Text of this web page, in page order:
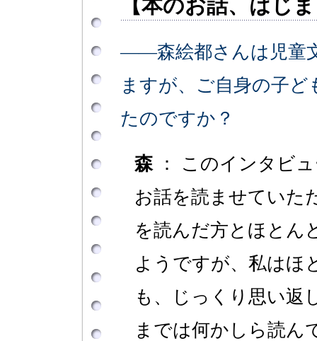
【本のお話、はじ
――森絵都さんは児童
ますが、ご自身の子
たのですか？
森： このインタビ
お話を読ませていた
を読んだ方とほとん
ようですが、私はほ
も、じっくり思い返
までは何かしら読